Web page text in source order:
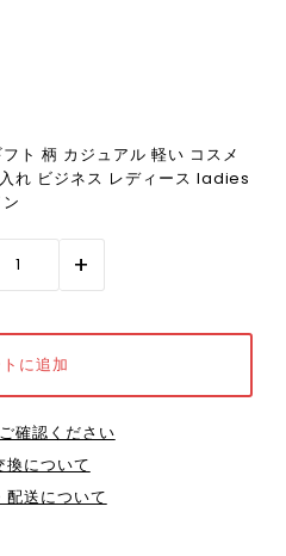
ト 柄 カジュアル 軽い コスメ
れ ビジネス レディース ladies
+
確認ください
換について
配送について